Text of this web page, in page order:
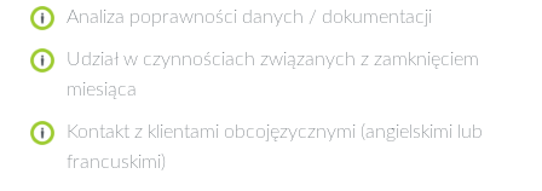
Analiza poprawności danych / dokumentacji
Udział w czynnościach związanych z zamknięciem
miesiąca
Kontakt z klientami obcojęzycznymi (angielskimi lub
francuskimi)